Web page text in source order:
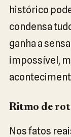
histórico
condensa
ganha a
impossível,
Ritmo de
Nos fatos